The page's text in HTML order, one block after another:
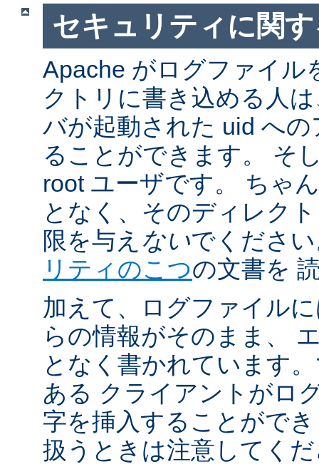
セキュリティに関
Apache がログファイル
クトリに書き込める人
バが起動された uid へ
ることができます。 そ
root ユーザです。 ちゃ
となく、そのディレク
限を与え ないでくださ
リティのこつの文書を
加えて、ログファイル
らの情報がそのまま、
となく書かれています
ある クライアントがロ
字を挿入することがで
扱うときは注意してく